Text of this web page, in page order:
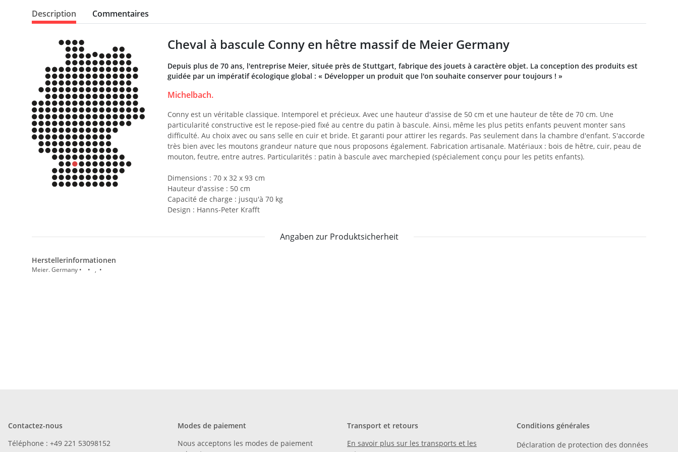
Description Commentaires
Cheval à bascule Conny en hêtre massif de Meier Germany
Depuis plus de 70 ans, l'entreprise Meier, située près de Stuttgart, fabrique des jouets à caractère objet. La conception des produits est
guidée par un impératif écologique global : « Développer un produit que l'on souhaite conserver pour toujours ! »
Michelbach.
Conny est un véritable classique. Intemporel et précieux. Avec une hauteur d'assise de 50 cm et une hauteur de tête de 70 cm. Une
particularité constructive est le repose-pied fixé au centre du patin à bascule. Ainsi, même les plus petits enfants peuvent monter sans
difficulté. Au choix avec ou sans selle en cuir et bride. Et garanti pour attirer les regards. Pas seulement dans la chambre d'enfant. S'accorde
très bien avec les moutons grandeur nature que nous proposons également. Fabrication artisanale. Matériaux : bois de hêtre, cuir, peau de
mouton, feutre, entre autres. Particularités : patin à bascule avec marchepied (spécialement conçu pour les petits enfants).
Dimensions : 70 x 32 x 93 cm
Hauteur d'assise : 50 cm
Capacité de charge : jusqu'à 70 kg
Design : Hanns-Peter Krafft
Angaben zur Produktsicherheit
Herstellerinformationen
Meier. Germany • • , •
Contactez-nous
Téléphone : +49 221 53098152
Modes de paiement
Nous acceptons les modes de paiement
Transport et retours
En savoir plus sur les transports et les
Conditions générales
Déclaration de protection des données